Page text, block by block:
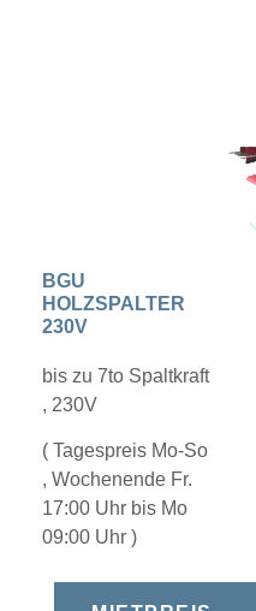
BGU
HOLZSPALTER
230V
bis zu 7to Spaltkraft
, 230V
( Tagespreis Mo-So
, Wochenende Fr.
17:00 Uhr bis Mo
09:00 Uhr )